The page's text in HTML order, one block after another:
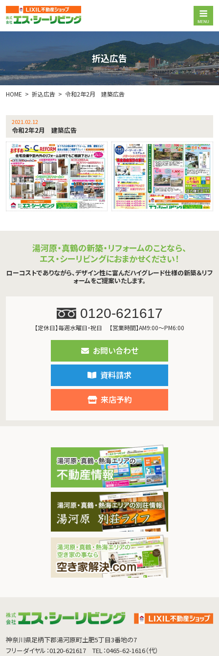
折込広告
HOME 折込広告 令和2年2月 建築広告
2021.02.12
令和2年2月 建築広告
湯河原・真鶴の新築・リフォームのことなら、
エス・シーリビングにおまかせください！
ローコストでありながら、デザイン性に富んだハイグレード仕様の新築＆リフ
ォームをご提案いたします。
0120-621617
【定休日】毎週水曜日・祝日 【営業時間】AM9:00～PM6:00
お問い合わせ
資料請求
来店予約
神奈川県足柄下郡湯河原町土肥5丁目3番地の7
フリーダイヤル：0120-621617
TEL：0465-62-1616（代）